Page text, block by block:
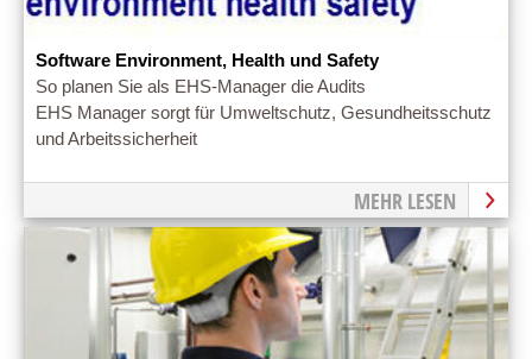
Software Environment, Health und Safety
So planen Sie als EHS-Manager die Audits
EHS Manager sorgt für Umweltschutz, Gesundheitsschutz
und Arbeitssicherheit
MEHR LESEN